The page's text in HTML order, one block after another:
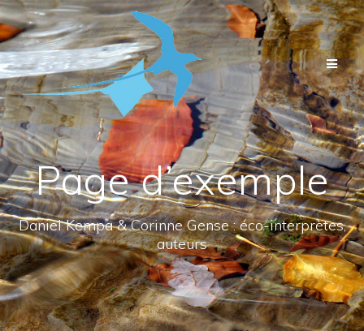
Passer
au
contenu
Page d’exemple
Daniel Kempa & Corinne Gense : éco-interprètes,
auteurs